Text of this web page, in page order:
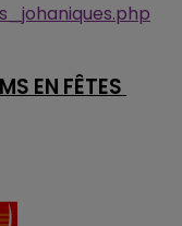
EN FÊTES